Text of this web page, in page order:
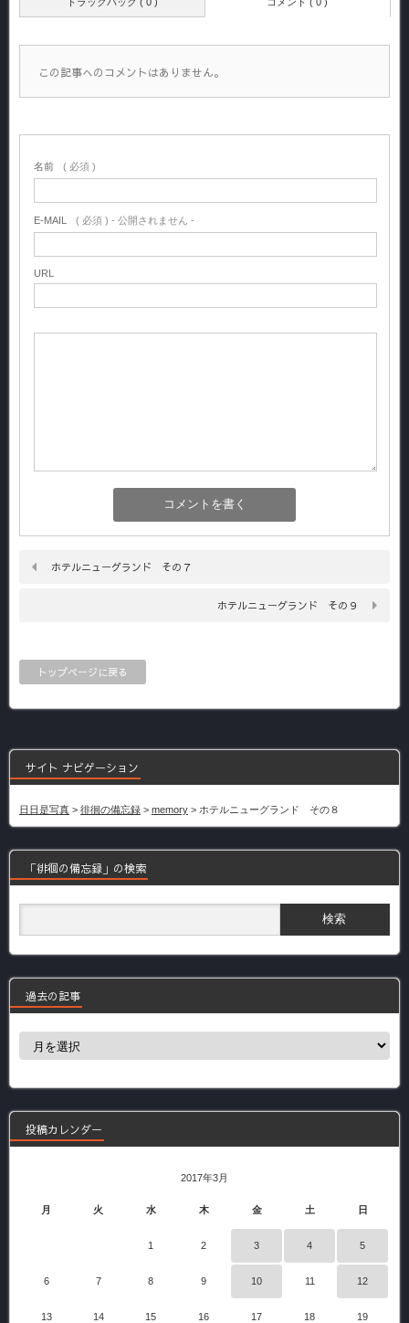
この記事へのコメントはありません。
名前 ( 必須 )
E-MAIL ( 必須 ) - 公開されません -
URL
ホテルニューグランド その７
ホテルニューグランド その９
トップページに戻る
サイト ナビゲーション
日日是写真 > 徘徊の備忘録 > memory > ホテルニューグランド その８
「徘徊の備忘録」の検索
過去の記事
過
事
投稿カレンダー
2017年3月
月 火 水 木 金 土 日
1 2 3 4 5
6 7 8 9 10 11 12
13 14 15 16 17 18 19